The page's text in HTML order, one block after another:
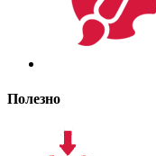
Полезно